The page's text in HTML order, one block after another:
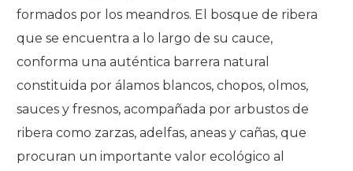
formados por los meandros. El bosque de ribera
que se encuentra a lo largo de su cauce,
conforma una auténtica barrera natural
constituida por álamos blancos, chopos, olmos,
sauces y fresnos, acompañada por arbustos de
ribera como zarzas, adelfas, aneas y cañas, que
procuran un importante valor ecológico al